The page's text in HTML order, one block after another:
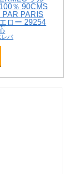
％ 90CMS
PAR PARIS
ロー 29254
レバ